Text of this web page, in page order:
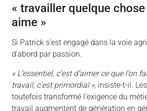
« travailler quelque chose
aime »
Si Patrick s’est engagé dans la voie
d’abord par passion.
« L’essentiel, c’est d’aimer ce que l’on
travail, c’est primordial », insiste-t-il.
toutefois transformé l’exigence du
travail augmentent de génération en